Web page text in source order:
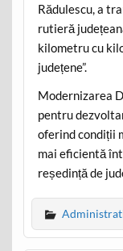
Rădulescu, a
rutieră
kilometru cu
județene”.
Modernizarea
pentru
oferind condiții
mai eficientă
reședință de